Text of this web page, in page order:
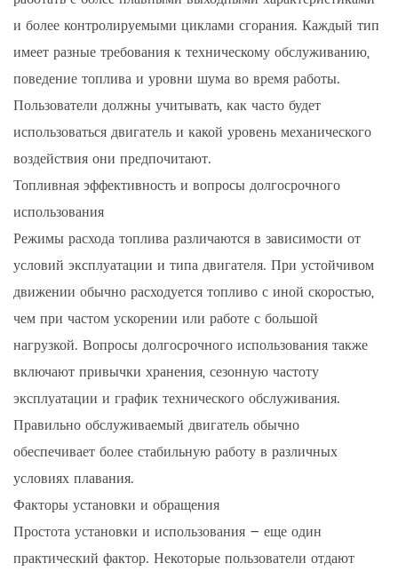
и более контролируемыми циклами сгорания. Каждый тип
имеет разные требования к техническому обслуживанию,
поведение топлива и уровни шума во время работы.
Пользователи должны учитывать, как часто будет
использоваться двигатель и какой уровень механического
воздействия они предпочитают.
Топливная эффективность и вопросы долгосрочного
использования
Режимы расхода топлива различаются в зависимости от
условий эксплуатации и типа двигателя. При устойчивом
движении обычно расходуется топливо с иной скоростью,
чем при частом ускорении или работе с большой
нагрузкой. Вопросы долгосрочного использования также
включают привычки хранения, сезонную частоту
эксплуатации и график технического обслуживания.
Правильно обслуживаемый двигатель обычно
обеспечивает более стабильную работу в различных
условиях плавания.
Факторы установки и обращения
Простота установки и использования – еще один
практический фактор. Некоторые пользователи отдают